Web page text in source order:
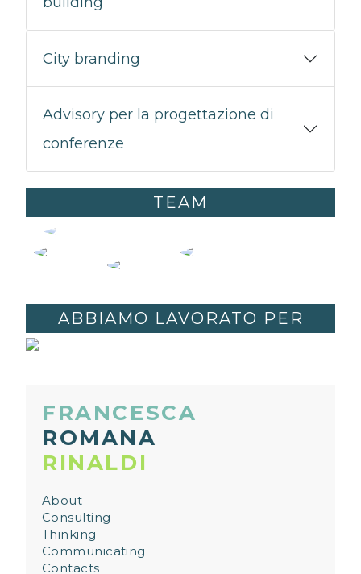
City branding
Advisory per la progettazione di
conferenze
TEAM
FRANCESCA ROMANA RINALDI
FRANCESCA
Junior Sustainable
Junior Circularity
ABBIAMO LAVORATO PER
FRANCESCA
ROMANA
RINALDI
About
Consulting
Thinking
Communicating
Contacts